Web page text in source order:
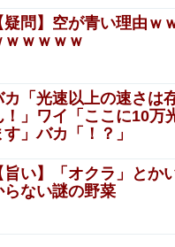
(33)、明日嫁(34)と妊活し
ｗｗｗｗ
コンパニオンだけど、質問
500円値下げ出来ませ
実装でチャスカまた活躍
疑問】空が青い理由ｗ
ｗｗｗｗｗ
カ「光速以上の速さは
！」ワイ「ここに10万
す」バカ「！？」
旨い】「オクラ」とか
らない謎の野菜